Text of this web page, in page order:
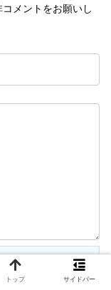
メントをお願いし
トップ サイドバー